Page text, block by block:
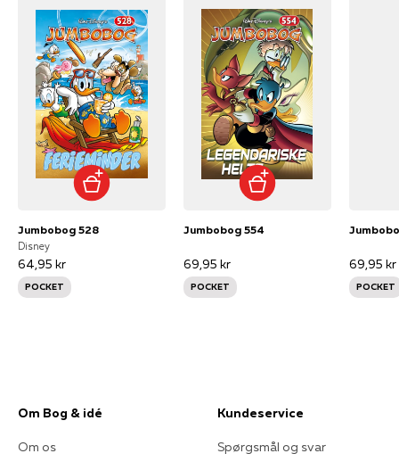
Jumbobog 528
Disney
64,95 kr
POCKET
Jumbobog 554
69,95 kr
POCKET
69,95 kr
POCKET
Om Bog & idé
Om os
Kundeservice
Spørgsmål og svar